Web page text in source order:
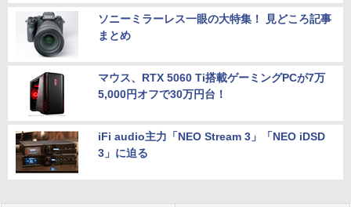
ソニーミラーレス一眼の大特集！ 見どころ記事
まとめ
マウス、RTX 5060 Ti搭載ゲーミングPCが7万
5,000円オフで30万円台！
iFi audio主力「NEO Stream 3」「NEO iDSD
3」に迫る